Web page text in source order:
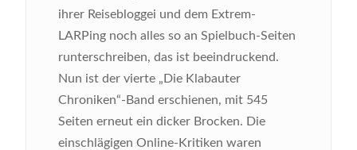
ihrer Reisebloggei und dem Extrem-
LARPing noch alles so an Spielbuch-Seiten
runterschreiben, das ist beeindruckend.
Nun ist der vierte „Die Klabauter
Chroniken“-Band erschienen, mit 545
Seiten erneut ein dicker Brocken. Die
einschlägigen Online-Kritiken waren